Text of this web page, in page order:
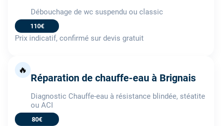
Débouchage de wc suspendu ou classic
110€
Prix indicatif, confirmé sur devis gratuit
🔥
Réparation de chauffe-eau à Brignais
Diagnostic Chauffe-eau à résistance blindée, stéatite
ou ACI
80€